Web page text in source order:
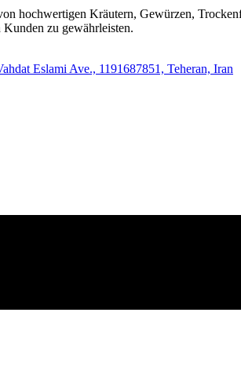
hochwertigen Kräutern, Gewürzen,
Kunden zu gewährleisten.
Eslami Ave., 1191687851, Teheran, Iran